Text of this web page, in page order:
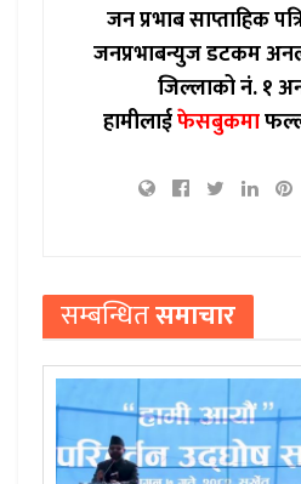
जन प्रभाब साप्ताहिक
जनप्रभाबन्युज डटकम
जिल्लाको नं. १
हामीलाईफेसबुकमा
सम्बन्धितसमाचार